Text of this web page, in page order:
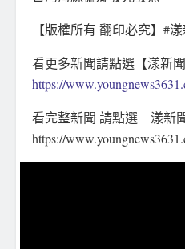
【版權所有 翻印必究】#
看更多新聞請點選【漾新聞
https://
看完整新聞 請點選 漾新
https://